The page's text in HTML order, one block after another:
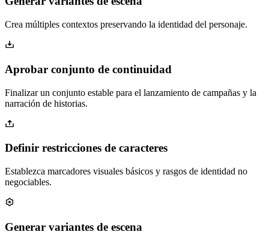
Crea múltiples contextos preservando la identidad del personaje.
Aprobar conjunto de continuidad
Finalizar un conjunto estable para el lanzamiento de campañas y la
narración de historias.
Definir restricciones de caracteres
Establezca marcadores visuales básicos y rasgos de identidad no
negociables.
Generar variantes de escena